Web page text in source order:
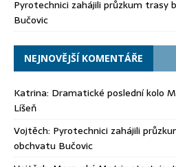
Pyrotechnici zahájili průzkum trasy
Bučovic
NEJNOVĚJŠÍ KOMENTÁŘE
Katrina: Dramatické poslední kolo
Líšeň
Vojtěch: Pyrotechnici zahájili
obchvatu Bučovic